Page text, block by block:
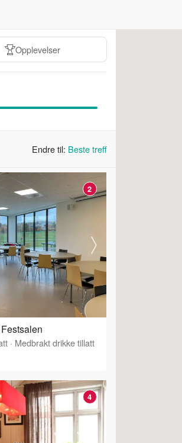
Opplevelser
Endre til: Beste treff
2
· Medbrakt drikke tillatt
4